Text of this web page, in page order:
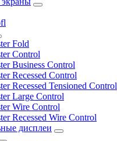
Fold
Control
Business Control
Recessed Control
Recessed Tensioned Control
Large Control
Wire Control
Recessed Wire Control
дисплеи